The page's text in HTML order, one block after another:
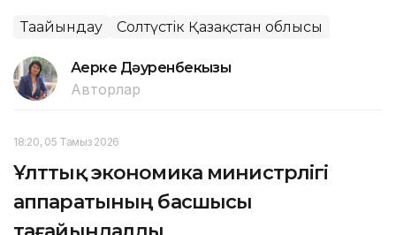
Тағайындау Солтүстік Қазақстан облысы
Ақерке Дәуренбекқызы
Авторлар
18:20, 05 Тамыз 2026
Ұлттық экономика министрлігі
аппаратының басшысы